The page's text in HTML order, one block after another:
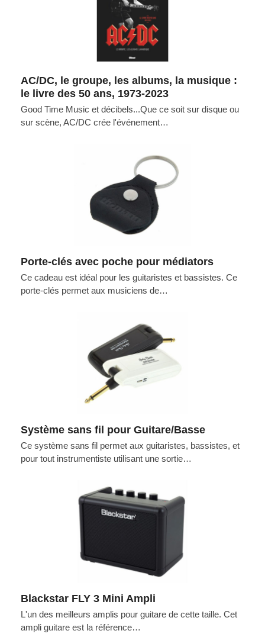
AC/DC, le groupe, les albums, la musique :
le livre des 50 ans, 1973-2023
Good Time Music et décibels...Que ce soit sur disque ou
sur scène, AC/DC crée l'événement…
Porte-clés avec poche pour médiators
Ce cadeau est idéal pour les guitaristes et bassistes. Ce
porte-clés permet aux musiciens de…
Système sans fil pour Guitare/Basse
Ce système sans fil permet aux guitaristes, bassistes, et
pour tout instrumentiste utilisant une sortie…
Blackstar FLY 3 Mini Ampli
L'un des meilleurs amplis pour guitare de cette taille. Cet
ampli guitare est la référence…